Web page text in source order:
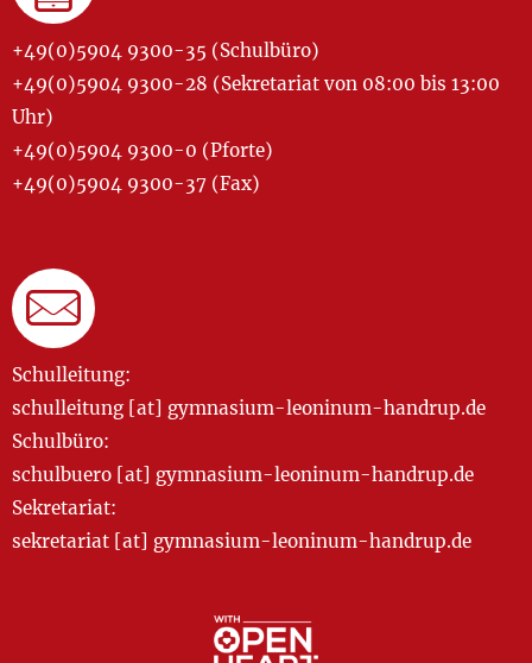
+49(0)5904 9300-35 (Schulbüro)
+49(0)5904 9300-28 (Sekretariat von 08:00 bis 13:00
Uhr)
+49(0)5904 9300-0 (Pforte)
+49(0)5904 9300-37 (Fax)
Schulleitung:
schulleitung [at] gymnasium-leoninum-handrup.de
Schulbüro:
schulbuero [at] gymnasium-leoninum-handrup.de
Sekretariat:
sekretariat [at] gymnasium-leoninum-handrup.de